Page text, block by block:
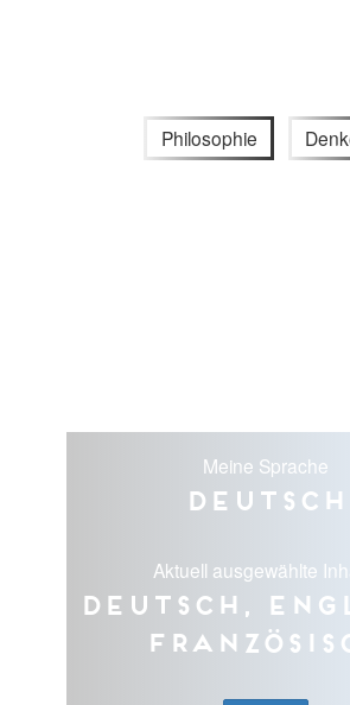
Philosophie
Meine Sprache
Deutsch
Aktuell ausgewählte
Deutsch,